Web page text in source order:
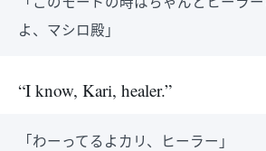
よ、マシロ殿」
“I know, Kari, healer.”
「わーってるよカリ、ヒーラー」